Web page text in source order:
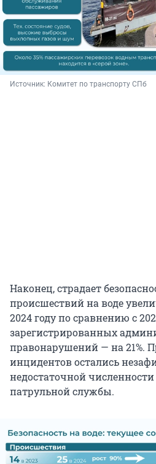
Источник: Комитет по транспорту СПб
Наконец, страдает
происшествий на воде
2024 году по сравнению с
зарегистрированных
правонарушений — на 21%.
инцидентов остались
недостаточной
патрульной службы.